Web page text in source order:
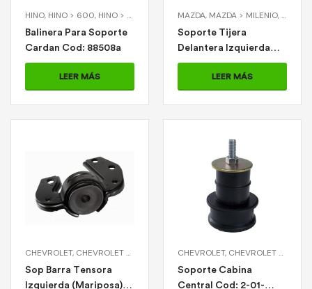
HINO, HINO > 600, HINO > D300 HINO > F350
Balinera Para Soporte
Cardan Cod: 88508a
LEER MÁS
MAZDA, MAZDA > MILENIO,
Soporte Tijera
Delantera Izquierda
Cod: 2-11-1224
LEER MÁS
CHEVROLET, CHEVROLET > CORSA VARIOS,VARIOS > SOP BARRA
Sop Barra Tensora
Izquierda (Mariposa)
CHEVROLET, CHEVROLET > LUV 2.3
Soporte Cabina
Central Cod: 2-01-